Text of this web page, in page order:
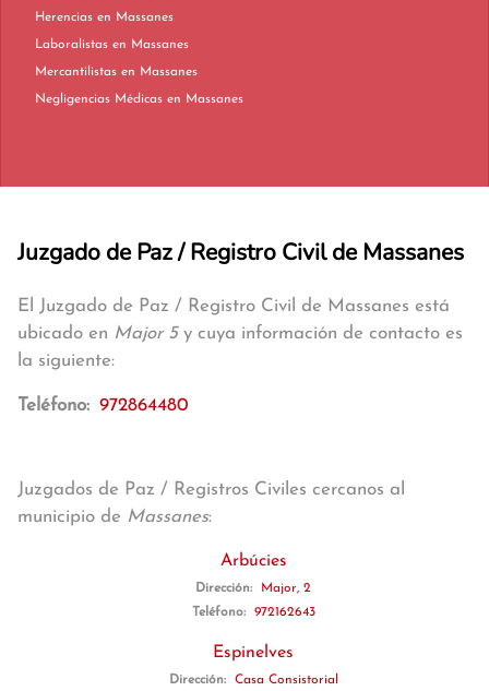
Herencias en Massanes
Laboralistas en Massanes
Mercantilistas en Massanes
Negligencias Médicas en Massanes
Juzgado de Paz / Registro Civil de Massanes
El Juzgado de Paz / Registro Civil de Massanes está
ubicado en Major 5y cuya información de contacto es
la siguiente:
Teléfono: 972864480
Juzgados de Paz / Registros Civiles cercanos al
municipio de Massanes:
Arbúcies
Dirección:
Major, 2
Teléfono:
972162643
Espinelves
Dirección:
Casa Consistorial